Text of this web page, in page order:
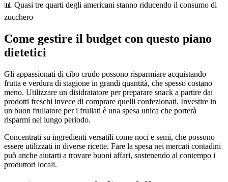
📊 Quasi tre quarti degli americani stanno riducendo il consumo di
zucchero
Come gestire il budget con questo piano
dietetici
Gli appassionati di cibo crudo possono risparmiare acquistando
frutta e verdura di stagione in grandi quantità, che spesso costano
meno. Utilizzare un disidratatore per preparare snack a partire dai
prodotti freschi invece di comprare quelli confezionati. Investire in
un buon frullatore per i frullati è una spesa unica che porterà
risparmi nel lungo periodo.
Concentrati su ingredienti versatili come noci e semi, che possono
essere utilizzati in diverse ricette. Fare la spesa nei mercati contadini
può anche aiutarti a trovare buoni affari, sostenendo al contempo i
produttori locali.